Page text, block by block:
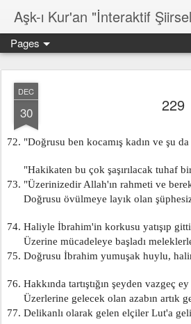
Aşk-ı Kur'an "İnteraktif
Pages
DEC
30 229
72. "Doğrusu ben kocamış kadın ve şu
"Hakikaten bu çok şaşırılacak tuhaf
73. "Üzerinizedir Allah'ın rahmeti ve
Doğrusu övülmeye layık olan
74. Haliyle İbrahim'in korkusu yatışıp
Üzerine mücadeleye başladı
75. Doğrusu İbrahim yumuşak huylu,
76. Hakkında tartıştığın şeyden vazgeç
Üzerlerine gelecek olan azabın artık
77. Delikanlı olarak gelen elçiler Lut'a